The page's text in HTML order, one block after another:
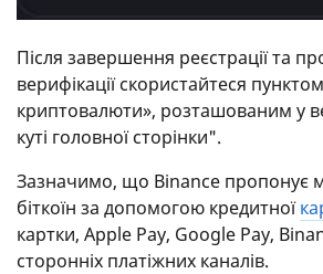
Після завершення реєстрації та
верифікації скористайтеся
криптовалюти», розташованим у
куті головної сторінки".
Зазначимо, що Binance пропонує
біткоїн за допомогою кредитної
картки, Apple Pay, Google Pay,
сторонніх платіжних каналів.